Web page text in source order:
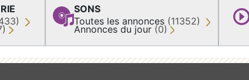
SONS
Toutes les annonces (11352)
Annonces du jour (0)